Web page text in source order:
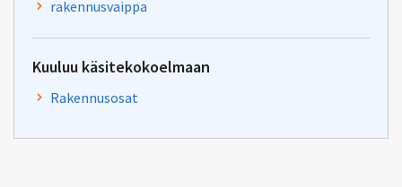
rakennusvaippa
Kuuluu käsitekokoelmaan
Rakennusosat